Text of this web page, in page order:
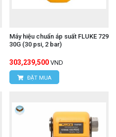
Máy hiệu chuẩn áp suất FLUKE 729
30G (30 psi, 2 bar)
303,239,500 VND
ĐẶT MUA